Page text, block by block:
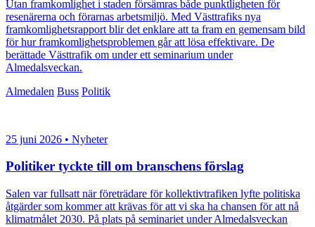
Utan framkomlighet i staden försämras både punktligheten för
resenärerna och förarnas arbetsmiljö. Med Västtrafiks nya
framkomlighetsrapport blir det enklare att ta fram en gemensam bild
för hur framkomlighetsproblemen går att lösa effektivare. De
berättade Västtrafik om under ett seminarium under
Almedalsveckan.
Almedalen Buss Politik
25 juni 2026 • Nyheter
Politiker tyckte till om branschens förslag
Salen var fullsatt när företrädare för kollektivtrafiken lyfte politiska
åtgärder som kommer att krävas för att vi ska ha chansen för att nå
klimatmålet 2030. På plats på seminariet under Almedalsveckan